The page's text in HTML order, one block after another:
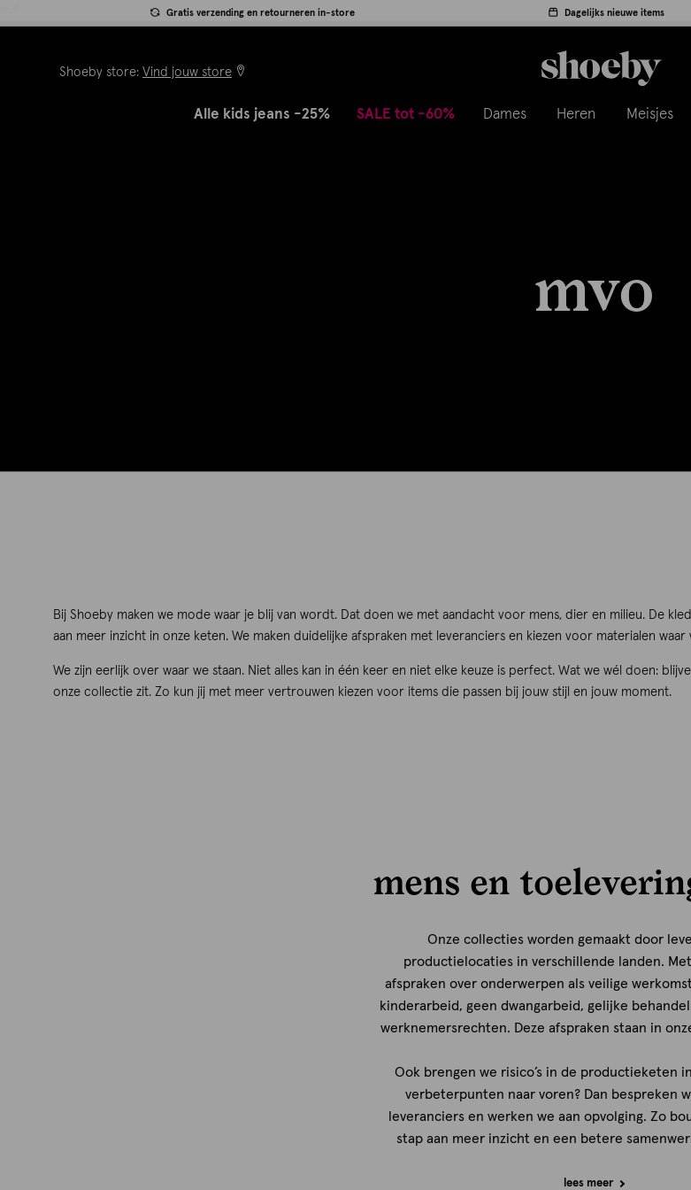
Gratis verzending en retourneren in-store Dagelijks nieuwe items
Shoeby store: Vind jouw store
Alle kids jeans -25% SALE tot -60% Dames Heren Meisjes
mvo
Bij Shoeby maken we mode waar je blij van wordt. Dat doen we met aandacht voor mens, dier en milieu. De
aan meer inzicht in onze keten. We maken duidelijke afspraken met leveranciers en kiezen voor materialen
We zijn eerlijk over waar we staan. Niet alles kan in één keer en niet elke keuze is perfect. Wat we wél doen:
onze collectie zit. Zo kun jij met meer vertrouwen kiezen voor items die passen bij jouw stijl en jouw moment.
mens en
Onze collecties worden gemaakt door
productielocaties in verschillende landen.
afspraken over onderwerpen als veilige
kinderarbeid, geen dwangarbeid, gelijke
werknemersrechten. Deze afspraken staan in
Ook brengen we risico’s in de productieketen
verbeterpunten naar voren? Dan bespreken
leveranciers en werken we aan opvolging. Zo
stap aan meer inzicht en een betere
lees meer